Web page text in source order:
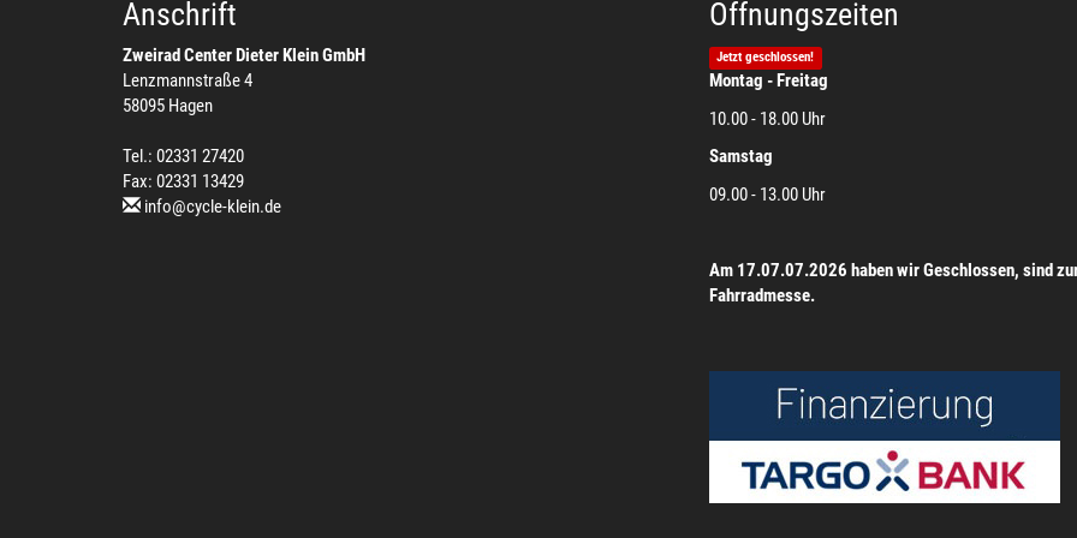
Anschrift
Zweirad Center Dieter Klein GmbH
Lenzmannstraße 4
58095 Hagen
Tel.: 02331 27420
Fax: 02331 13429
info@cycle-klein.de
Öffnungszeiten
Jetzt geschlossen!
Montag - Freitag
10.00 - 18.00 Uhr
Samstag
09.00 - 13.00 Uhr
Am 17.07.07.2026 haben wir Geschlossen, sind
Fahrradmesse.